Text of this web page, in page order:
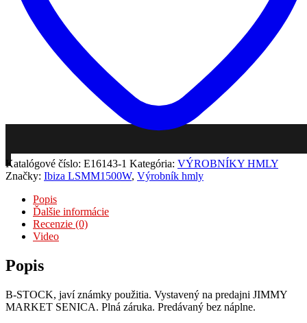
Katalógové číslo: E16143-1 Kategória: VÝROBNÍKY HMLY
Značky: Ibiza LSMM1500W, Výrobník hmly
Popis
Ďalšie informácie
Recenzie (0)
Video
Popis
B-STOCK, javí známky použitia. Vystavený na predajni JIMMY
MARKET SENICA. Plná záruka. Predávaný bez náplne.